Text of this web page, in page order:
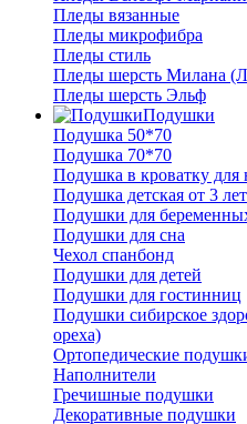
Пледы вязанные
Пледы микрофибра
Пледы стиль
Пледы шерсть Милана
Пледы шерсть Эльф
Подушки
Подушка 50*70
Подушка 70*70
Подушка в кроватку
Подушка детская от 3 лет
Подушки для
Подушки для сна
Чехол спанбонд
Подушки для детей
Подушки для гостинниц
Подушки сибирское
ореха)
Ортопедические
Наполнители
Гречишные подушки
Декоративные подушки